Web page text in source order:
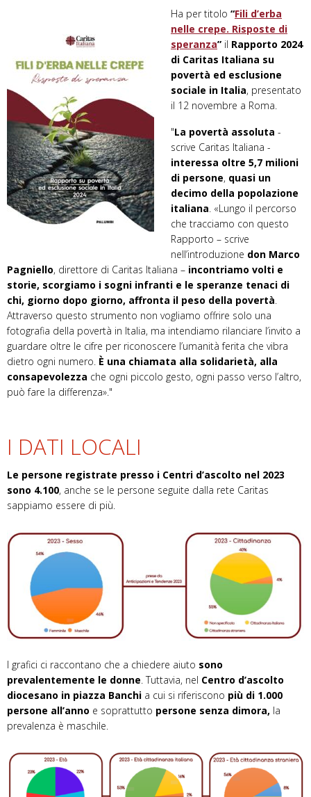
Ha per titolo “Fili d’erba
nelle crepe. Risposte di
speranza” il Rapporto 2024
di Caritas Italiana su
povertà ed esclusione
sociale in Italia, presentato
il 12 novembre a Roma.
"La povertà assoluta -
scrive Caritas Italiana -
interessa oltre 5,7 milioni
di persone, quasi un
decimo della popolazione
italiana . «Lungo il percorso
che tracciamo con questo
Rapporto – scrive
nell’introduzione don Marco
Pagniello, direttore di Caritas Italiana – incontriamo volti e
storie, scorgiamo i sogni infranti e le speranze tenaci di
chi, giorno dopo giorno, affronta il peso della povertà
Attraverso questo strumento non vogliamo offrire solo una
fotografia della povertà in Italia, ma intendiamo rilanciare l’invito a
guardare oltre le cifre per riconoscere l’umanità ferita che vibra
dietro ogni numero. È una chiamata alla solidarietà, alla
consapevolezza che ogni piccolo gesto, ogni passo verso l’altro,
può fare la differenza»."
I DATI LOCALI
Le persone registrate presso i Centri d’ascolto nel 2023
sono 4.100, anche se le persone seguite dalla rete Caritas
sappiamo essere di più.
I grafici ci raccontano che a chiedere aiuto sono
prevalentemente le donne.Tuttavia, nel Centro d’ascolto
diocesano in piazza Banchi a cui si riferiscono più di 1.000
persone all’anno e soprattutto persone senza dimora, la
prevalenza è maschile.